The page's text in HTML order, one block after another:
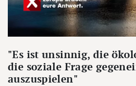
"Es ist unsinnig, die
die soziale Frage
auszuspielen"